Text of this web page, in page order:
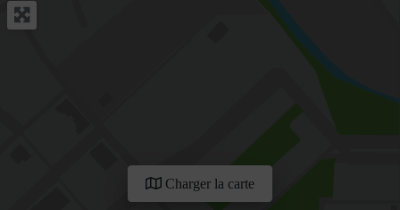
Charger la carte